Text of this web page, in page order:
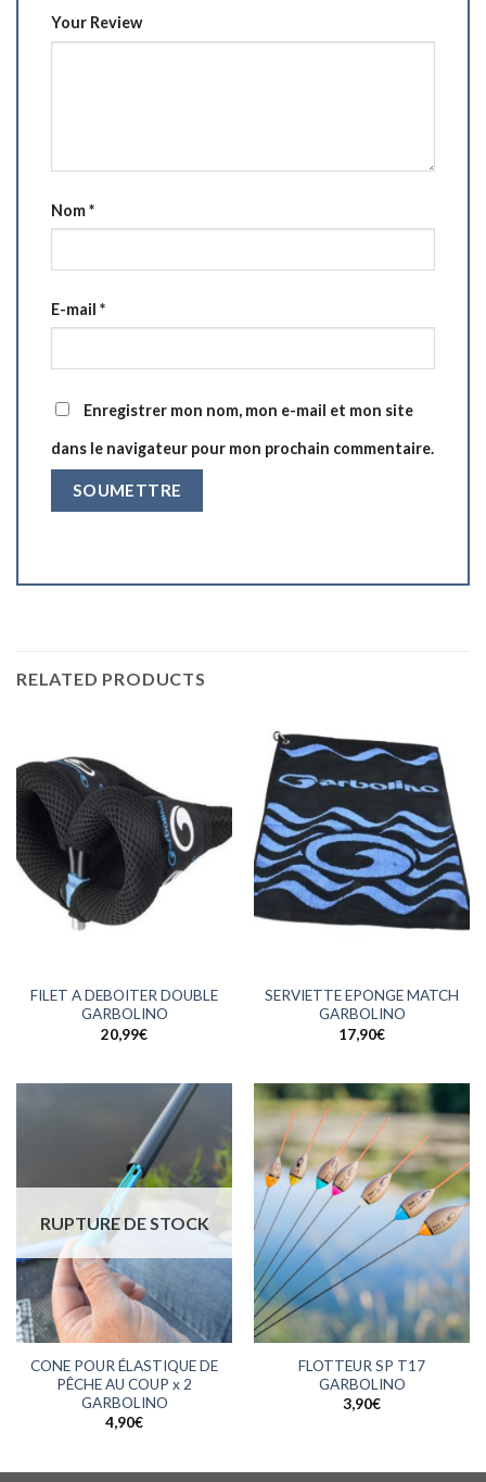
Your Review
Nom*
E-mail *
Enregistrer mon nom, mon e-mail et mon site
dans le navigateur pour mon prochain commentaire.
RELATED PRODUCTS
FILET A DEBOITER DOUBLE
GARBOLINO
20,99€
SERVIETTE EPONGE MATCH
GARBOLINO
17,90€
RUPTURE DE STOCK
CONE POUR ÉLASTIQUE DE
PÊCHE AU COUP x 2
GARBOLINO
4,90€
FLOTTEUR SP T17
GARBOLINO
3,90€